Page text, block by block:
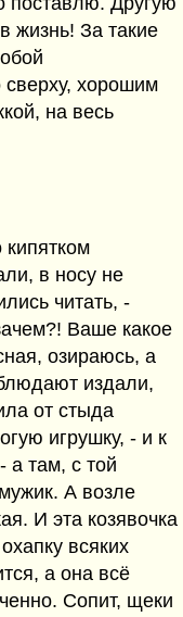
жизнь! За такие
сверху, хорошим
на весь
в носу не
читать, -
Ваше какое
озираюсь, а
издали,
от стыда
игрушку, - и к
а там, с той
А возле
И эта козявочка
всяких
а она всё
Сопит, щеки